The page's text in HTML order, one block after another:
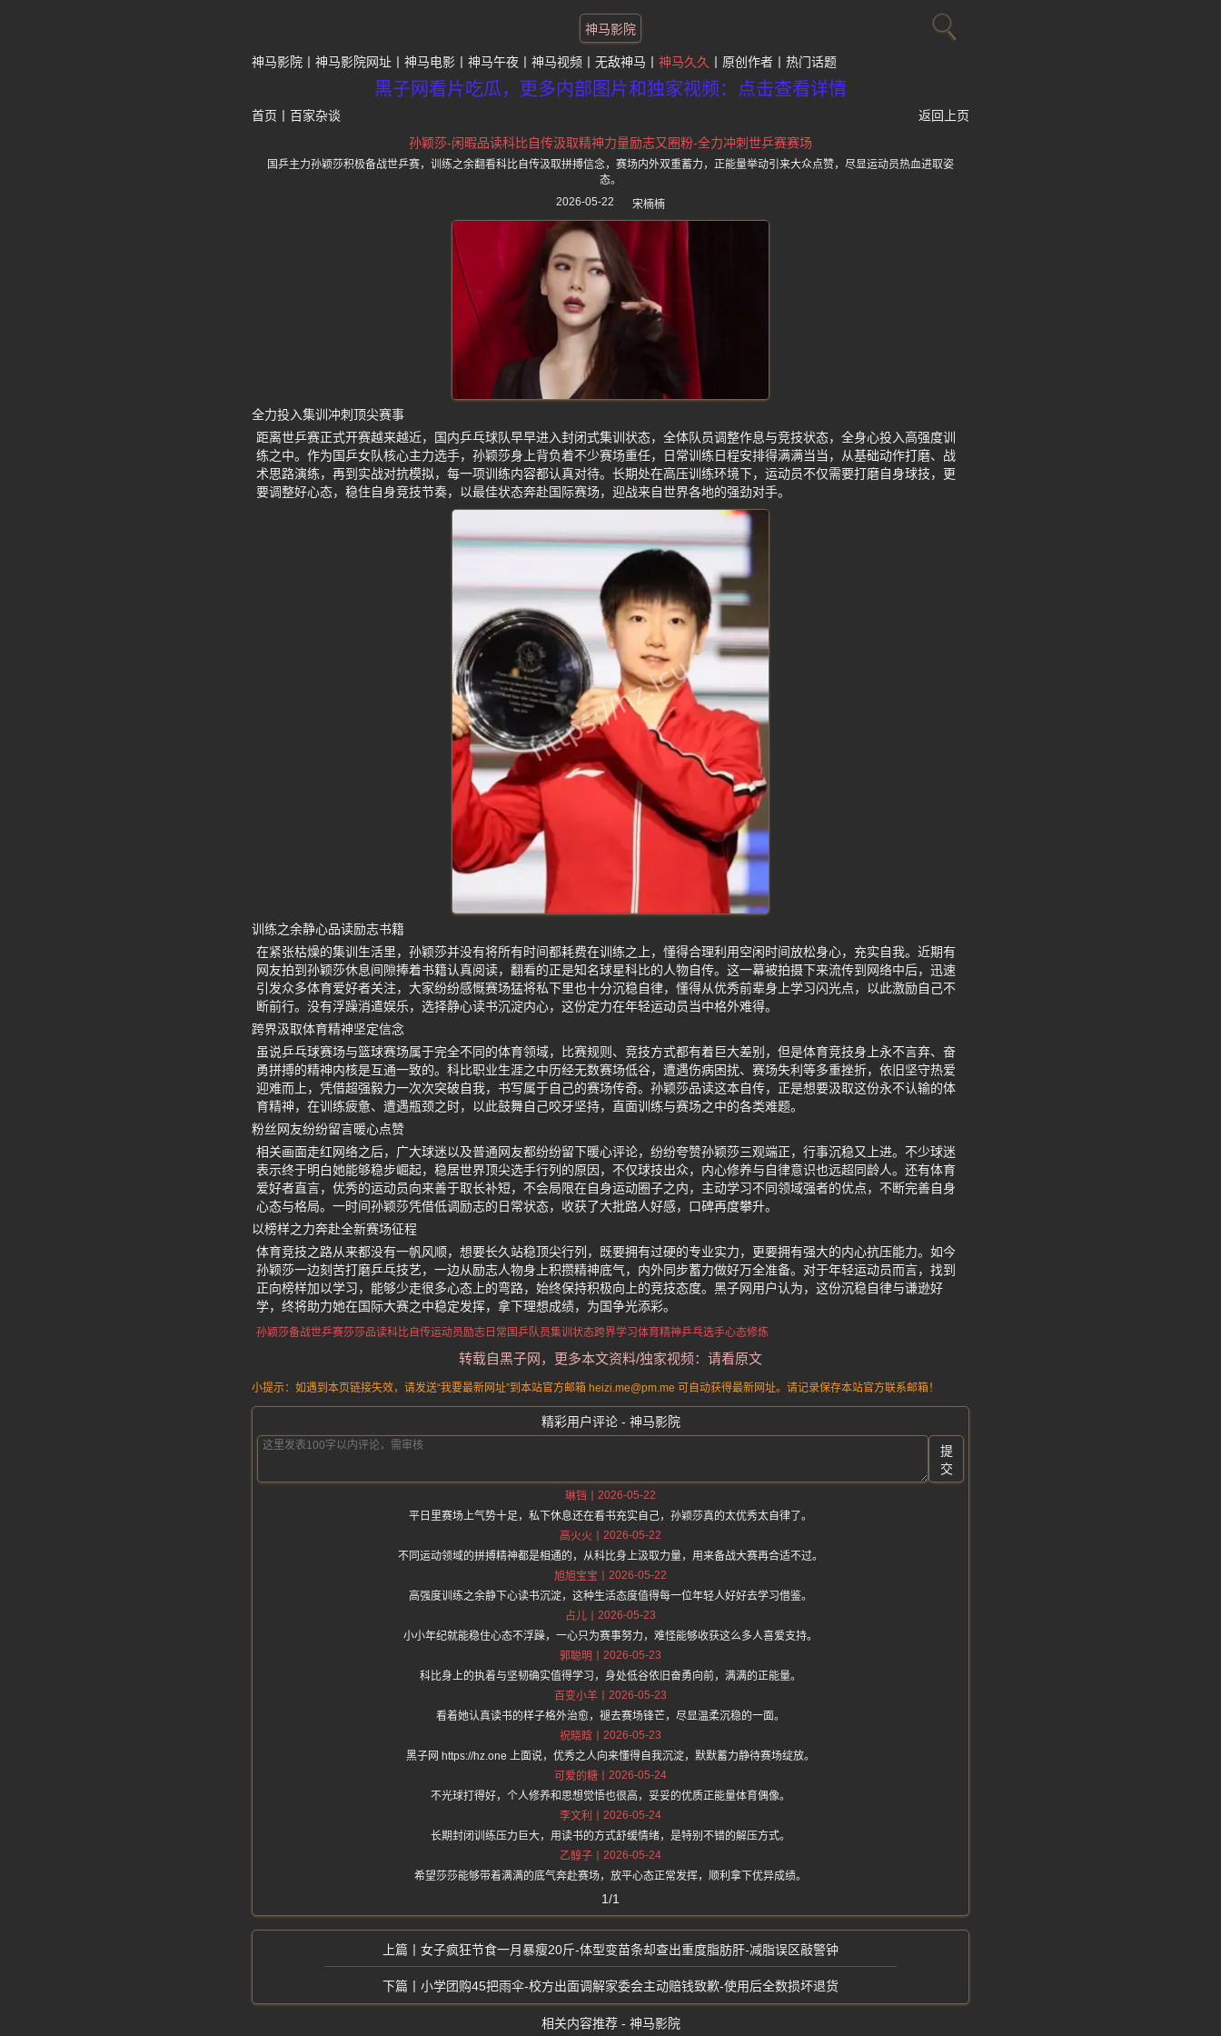
神马影院
神马影院 神马影院网址 神马电影 神马午夜 神马视频 无敌神马 神马久久 原创作者 热门话题
黑子网看片吃瓜，更多内部图片和独家视频：点击查看详情
首页 百家杂谈
返回上页
孙颖莎-闲暇品读科比自传汲取精神力量励志又圈粉-全力冲刺世乒赛赛场
国乒主力孙颖莎积极备战世乒赛，训练之余翻看科比自传汲取拼搏信念，赛场内外双重蓄力，正能量举动引来大众点赞，尽显运动员热血进取姿
态。
2026-05-22
宋楠楠
全力投入集训冲刺顶尖赛事
距离世乒赛正式开赛越来越近，国内乒乓球队早早进入封闭式集训状态，全体队员调整作息与竞技状态，全身心投入高强度训
练之中。作为国乒女队核心主力选手，孙颖莎身上背负着不少赛场重任，日常训练日程安排得满满当当，从基础动作打磨、战
术思路演练，再到实战对抗模拟，每一项训练内容都认真对待。长期处在高压训练环境下，运动员不仅需要打磨自身球技，更
要调整好心态，稳住自身竞技节奏，以最佳状态奔赴国际赛场，迎战来自世界各地的强劲对手。
训练之余静心品读励志书籍
在紧张枯燥的集训生活里，孙颖莎并没有将所有时间都耗费在训练之上，懂得合理利用空闲时间放松身心，充实自我。近期有
网友拍到孙颖莎休息间隙捧着书籍认真阅读，翻看的正是知名球星科比的人物自传。这一幕被拍摄下来流传到网络中后，迅速
引发众多体育爱好者关注，大家纷纷感慨赛场猛将私下里也十分沉稳自律，懂得从优秀前辈身上学习闪光点，以此激励自己不
断前行。没有浮躁消遣娱乐，选择静心读书沉淀内心，这份定力在年轻运动员当中格外难得。
跨界汲取体育精神坚定信念
虽说乒乓球赛场与篮球赛场属于完全不同的体育领域，比赛规则、竞技方式都有着巨大差别，但是体育竞技身上永不言弃、奋
勇拼搏的精神内核是互通一致的。科比职业生涯之中历经无数赛场低谷，遭遇伤病困扰、赛场失利等多重挫折，依旧坚守热爱
迎难而上，凭借超强毅力一次次突破自我，书写属于自己的赛场传奇。孙颖莎品读这本自传，正是想要汲取这份永不认输的体
育精神，在训练疲惫、遭遇瓶颈之时，以此鼓舞自己咬牙坚持，直面训练与赛场之中的各类难题。
粉丝网友纷纷留言暖心点赞
相关画面走红网络之后，广大球迷以及普通网友都纷纷留下暖心评论，纷纷夸赞孙颖莎三观端正，行事沉稳又上进。不少球迷
表示终于明白她能够稳步崛起，稳居世界顶尖选手行列的原因，不仅球技出众，内心修养与自律意识也远超同龄人。还有体育
爱好者直言，优秀的运动员向来善于取长补短，不会局限在自身运动圈子之内，主动学习不同领域强者的优点，不断完善自身
心态与格局。一时间孙颖莎凭借低调励志的日常状态，收获了大批路人好感，口碑再度攀升。
以榜样之力奔赴全新赛场征程
体育竞技之路从来都没有一帆风顺，想要长久站稳顶尖行列，既要拥有过硬的专业实力，更要拥有强大的内心抗压能力。如今
孙颖莎一边刻苦打磨乒乓技艺，一边从励志人物身上积攒精神底气，内外同步蓄力做好万全准备。对于年轻运动员而言，找到
正向榜样加以学习，能够少走很多心态上的弯路，始终保持积极向上的竞技态度。黑子网用户认为，这份沉稳自律与谦逊好
学，终将助力她在国际大赛之中稳定发挥，拿下理想成绩，为国争光添彩。
孙颖莎备战世乒赛莎莎品读科比自传运动员励志日常 国乒队员集训状态跨界学习体育精神乒乓选手心态修炼
转载自黑子网，更多本文资料/独家视频：请看原文
小提示：如遇到本页链接失效，请发送“我要最新网址”到本站官方邮箱 heizi.me@pm.me 可自动获得最新网址。请记录保存本站官方联系邮箱！
精彩用户评论 - 神马影院
提
交
琳铛
2026-05-22
平日里赛场上气势十足，私下休息还在看书充实自己，孙颖莎真的太优秀太自律了。
高火火
2026-05-22
不同运动领域的拼搏精神都是相通的，从科比身上汲取力量，用来备战大赛再合适不过。
旭旭宝宝
2026-05-22
高强度训练之余静下心读书沉淀，这种生活态度值得每一位年轻人好好去学习借鉴。
占儿
2026-05-23
小小年纪就能稳住心态不浮躁，一心只为赛事努力，难怪能够收获这么多人喜爱支持。
郭聪明
2026-05-23
科比身上的执着与坚韧确实值得学习，身处低谷依旧奋勇向前，满满的正能量。
百变小羊
2026-05-23
看着她认真读书的样子格外治愈，褪去赛场锋芒，尽显温柔沉稳的一面。
祝晓晗
2026-05-23
黑子网 https://hz.one 上面说，优秀之人向来懂得自我沉淀，默默蓄力静待赛场绽放。
可爱的糖
2026-05-24
不光球打得好，个人修养和思想觉悟也很高，妥妥的优质正能量体育偶像。
李文利
2026-05-24
长期封闭训练压力巨大，用读书的方式舒缓情绪，是特别不错的解压方式。
乙醇子
2026-05-24
希望莎莎能够带着满满的底气奔赴赛场，放平心态正常发挥，顺利拿下优异成绩。
1/1
女子疯狂节食一月暴瘦20斤-体型变苗条却查出重度脂肪肝-减脂误区敲警钟
小学团购45把雨伞-校方出面调解家委会主动赔钱致歉-使用后全数损坏退货
相关内容推荐 - 神马影院